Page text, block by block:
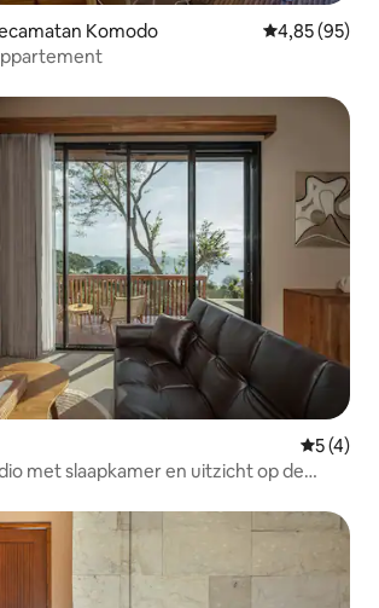
Komodo Gemiddelde
4,85 (95)
5 (4)
met slaapkamer en uitzicht op de